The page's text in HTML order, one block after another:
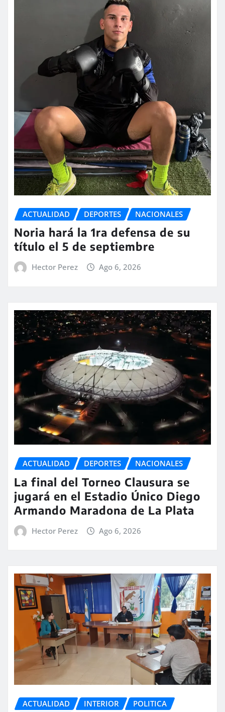
ACTUALIDAD DEPORTES NACIONALES
Noria hará la 1ra defensa de su
título el 5 de septiembre
Hector Perez Ago 6, 2026
ACTUALIDAD DEPORTES NACIONALES
La final del Torneo Clausura se
jugará en el Estadio Único Diego
Armando Maradona de La Plata
Hector Perez Ago 6, 2026
ACTUALIDAD INTERIOR
POLITICA